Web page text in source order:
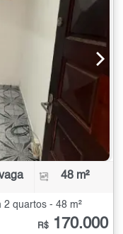
48 m²
2 quartos - 48 m²
R$ 170.000